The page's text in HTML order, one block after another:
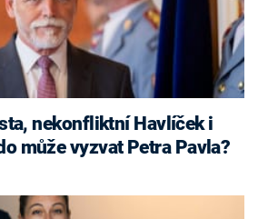
může vyzvat Petra Pavla?